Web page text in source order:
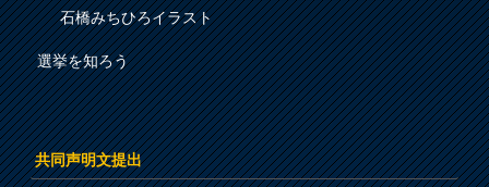
石橋みちひろイラスト
選挙を知ろう
共同声明文提出